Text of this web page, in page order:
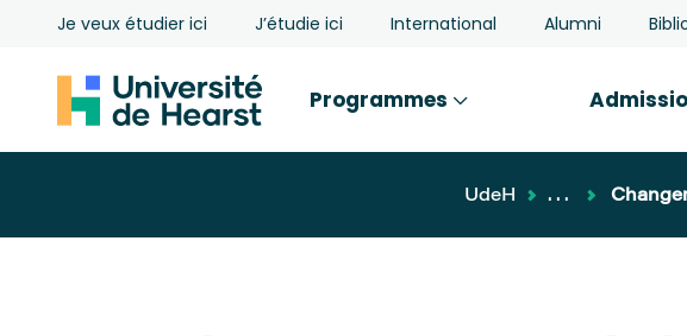
Je veux étudier ici J’étudie ici International Alumni
Programmes
UdeH ...